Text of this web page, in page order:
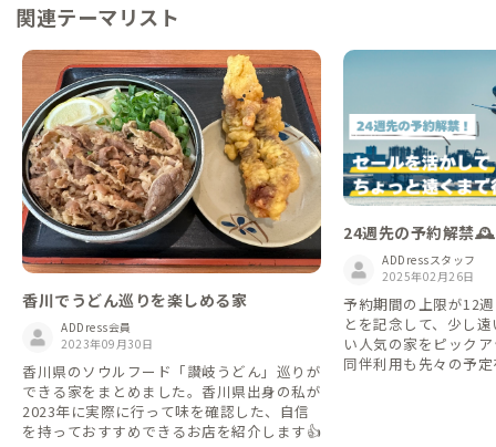
関連テーマリスト
香川でうどん巡りを楽しめる家
ADDress会員
2023年09月30日
香川県のソウルフード「讃岐うどん」巡りが
できる家をまとめました。香川県出身の私が
2023年に実際に行って味を確認した、自信
を持っておすすめできるお店を紹介します👍
24週先の予約解禁
割/セールを活かし
を楽しみませんか
ADDressスタッフ
2025年02月26日
予約期間の上限が12
とを記念して、少し
い人気の家をピック
同伴利用も先々の予